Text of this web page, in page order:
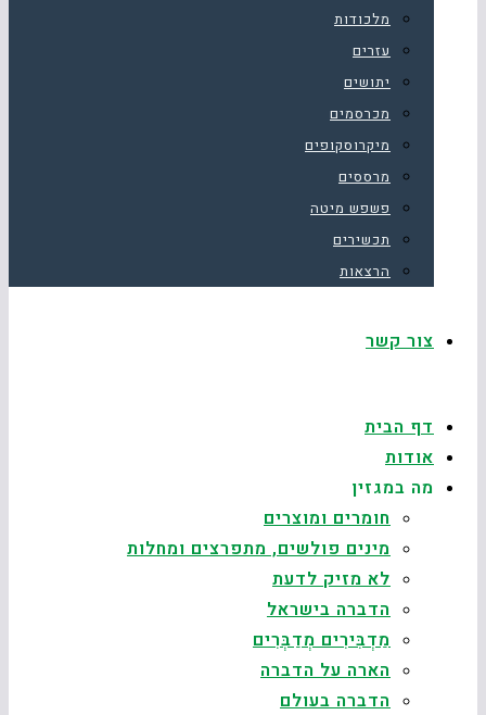
מלכודות
עזרים
יתושים
מכרסמים
מיקרוסקופים
מרססים
פשפש מיטה
תכשירים
הרצאות
צור קשר
דף הבית
אודות
מה במגזין
חומרים ומוצרים
מינים פולשים, מתפרצים ומחלות
לא מזיק לדעת
הדברה בישראל
מַדְבִּירִים מְדַבְּרִים
הארה על הדברה
הדברה בעולם